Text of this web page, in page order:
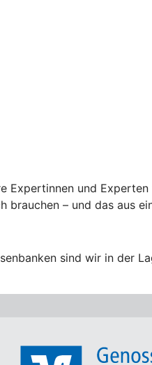
und
brauchen – und das aus
sind wir in der